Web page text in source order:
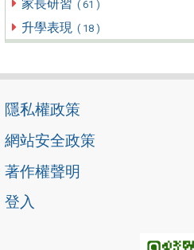
家長研習 ( 61 )
升學表現 ( 18 )
隱私權政策
網站安全政策
著作權聲明
登入